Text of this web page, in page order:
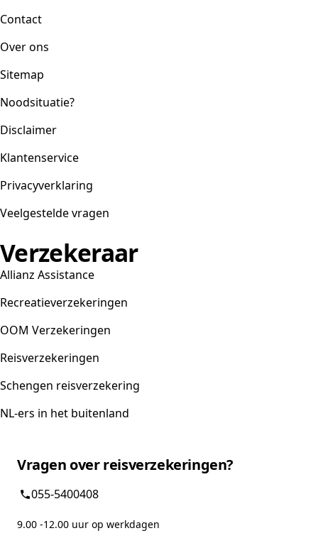
Contact
Over ons
Sitemap
Noodsituatie?
Disclaimer
Klantenservice
Privacyverklaring
Veelgestelde vragen
Verzekeraar
Allianz Assistance
Recreatieverzekeringen
OOM Verzekeringen
Reisverzekeringen
Schengen reisverzekering
NL-ers in het buitenland
Vragen over reisverzekeringen?
055-5400408
9.00 -12.00 uur op werkdagen